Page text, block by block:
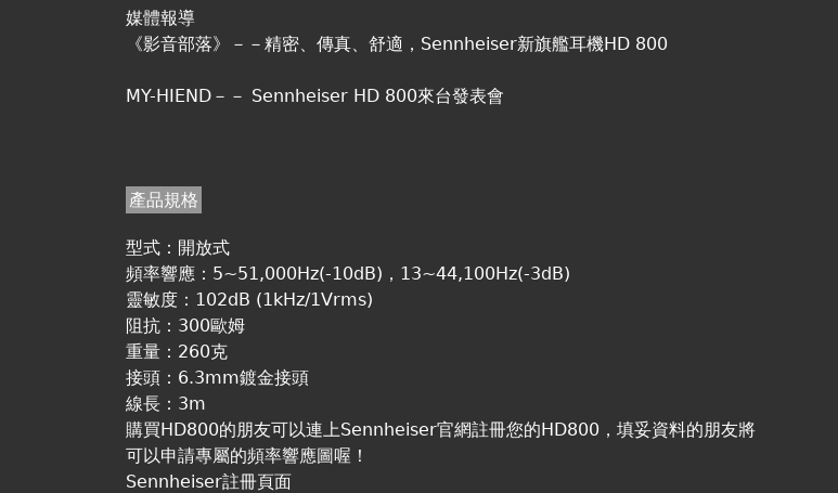
媒體報導
《影音部落》－－精密、傳真、舒適，Sennheiser新旗艦耳機HD 800
MY-HIEND－－ Sennheiser HD 800來台發表會
產品規格
型式：開放式
頻率響應：5~51,000Hz(-10dB)，13~44,100Hz(-3dB)
靈敏度：102dB (1kHz/1Vrms)
阻抗：300歐姆
重量：260克
接頭：6.3mm鍍金接頭
線長：3m
購買HD800的朋友可以連上Sennheiser官網註冊您的HD800，填妥資料的朋友將
可以申請專屬的頻率響應圖喔！
Sennheiser註冊頁面